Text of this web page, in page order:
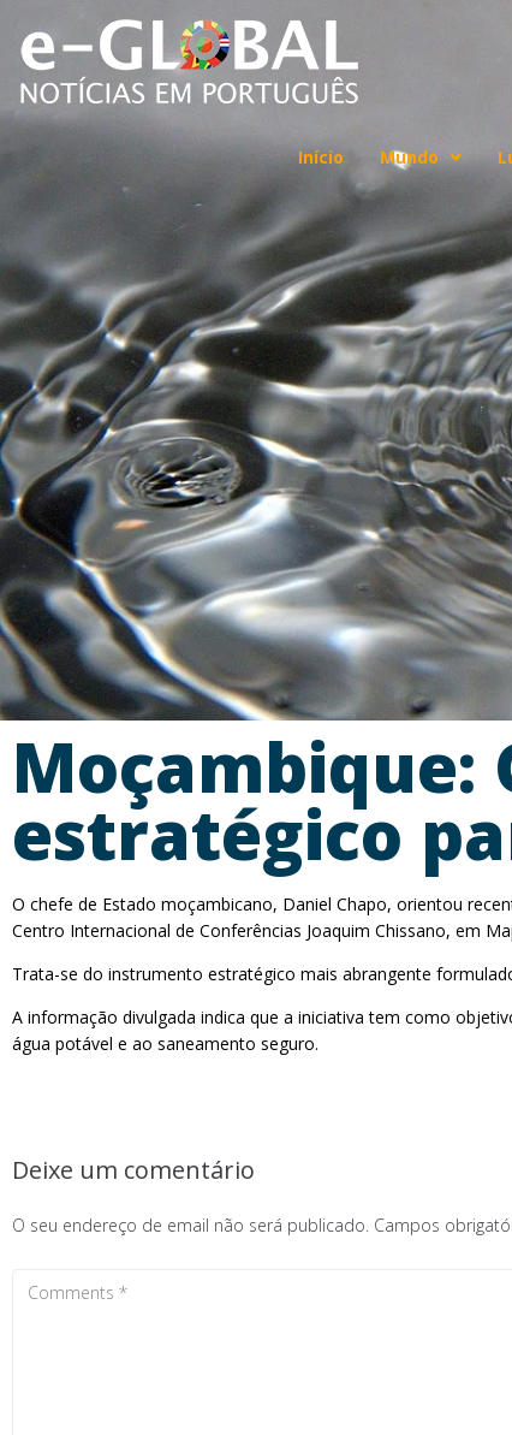
Início Mundo
Moçambique:
estratégico
O chefe de Estado moçambicano, Daniel Chapo, orientou
Centro Internacional de Conferências Joaquim Chissano, em
Trata-se do instrumento estratégico mais abrangente
A informação divulgada indica que a iniciativa tem como
água potável e ao saneamento seguro.
Deixe um comentário
O seu endereço de email não será publicado. Campos